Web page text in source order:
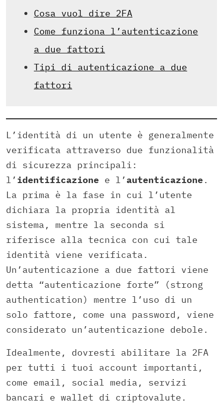
Cosa vuol dire 2FA
Come funziona l’autenticazione
a due fattori
Tipi di autenticazione a due
fattori
L’identità di un utente è generalmente
verificata attraverso due funzionalità
di sicurezza principali:
l’ identificazione e l’ autenticazione .
La prima è la fase in cui l’utente
dichiara la propria identità al
sistema, mentre la seconda si
riferisce alla tecnica con cui tale
identità viene verificata.
Un’autenticazione a due fattori viene
detta “autenticazione forte” (strong
authentication) mentre l’uso di un
solo fattore, come una password, viene
considerato un’autenticazione debole.
Idealmente, dovresti abilitare la 2FA
per tutti i tuoi account importanti,
come email, social media, servizi
bancari e wallet di criptovalute.